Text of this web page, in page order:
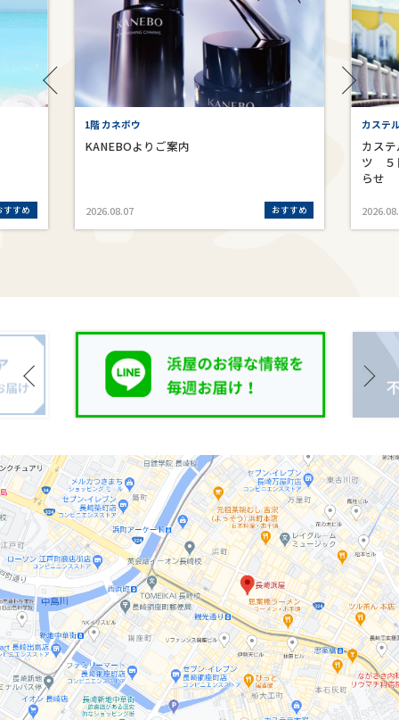
すすめ
1階 カネボウ
KANEBOよりご案内
2026.08.07 おすすめ
カステ
カス
ツ ５
らせ